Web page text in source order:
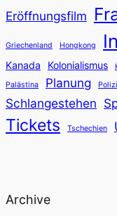
Eröffnungsfilm
Griechenland Hongkong
Kanada Kolonialismus
Palästina
Planung
Schlangestehen
Tickets Tschechien
Archive